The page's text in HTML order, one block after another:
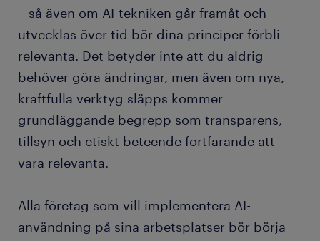
– så även om AI-tekniken går framåt och
utvecklas över tid bör dina principer förbli
relevanta. Det betyder inte att du aldrig
behöver göra ändringar, men även om nya,
kraftfulla verktyg släpps kommer
grundläggande begrepp som transparens,
tillsyn och etiskt beteende fortfarande att
vara relevanta.
Alla företag som vill implementera AI-
användning på sina arbetsplatser bör börja